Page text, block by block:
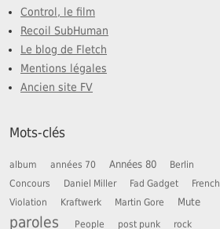
Control, le film
Recoil SubHuman
Le blog de Fletch
Mentions légales
Ancien site FV
Mots-clés
album années 70 Années 80
Berlin
Concours
Daniel Miller Fad Gadget
French
Violation
Kraftwerk Martin Gore Mute
paroles People post punk rock